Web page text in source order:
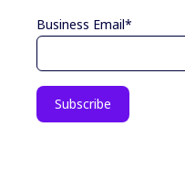
Business Email*